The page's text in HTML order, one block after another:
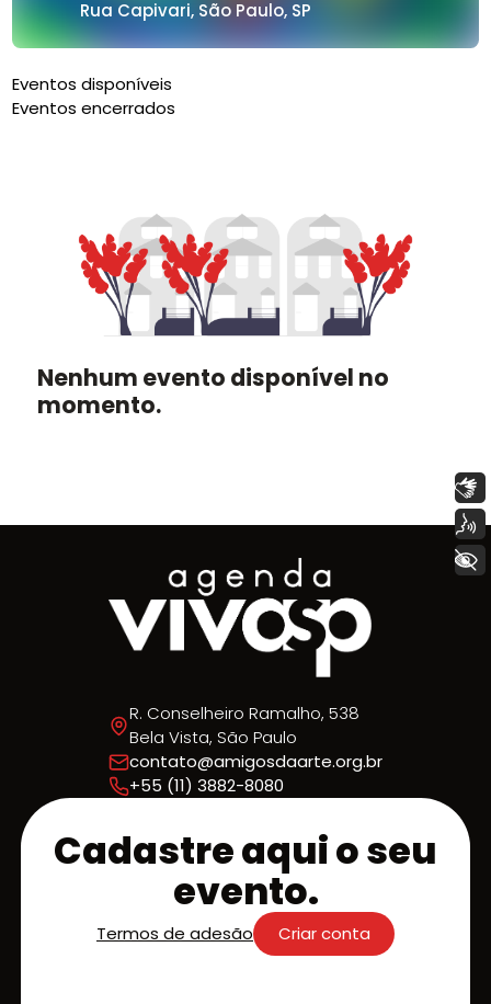
Rua Capivari, São Paulo, SP
Eventos disponíveis
Eventos encerrados
Nenhum evento disponível no
momento.
R. Conselheiro Ramalho, 538
Bela Vista, São Paulo
contato@amigosdaarte.org.br
+55 (11) 3882-8080
Cadastre aqui o seu
evento.
Termos de adesão Criar conta
Voz
+ Acessibilidade